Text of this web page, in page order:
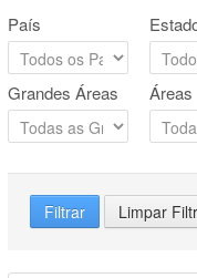
País
Grandes Áreas Áreas
Filtrar Limpar